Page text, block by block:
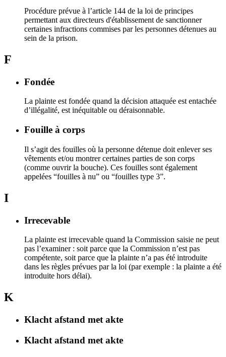
Procédure prévue à l’article 144 de la loi de principes
permettant aux directeurs d'établissement de sanctionner
certaines infractions commises par les personnes détenues au
sein de la prison.
F
Fondée
La plainte est fondée quand la décision attaquée est entachée
d’illégalité, est inéquitable ou déraisonnable.
Fouille à corps
Il s’agit des fouilles où la personne détenue doit enlever ses
vêtements et/ou montrer certaines parties de son corps
(comme ouvrir la bouche). Ces fouilles sont également
appelées “fouilles à nu” ou “fouilles type 3”.
I
Irrecevable
La plainte est irrecevable quand la Commission saisie ne peut
pas l’examiner : soit parce que la Commission n’est pas
compétente, soit parce que la plainte n’a pas été introduite
dans les règles prévues par la loi (par exemple : la plainte a été
introduite hors délai).
K
Klacht afstand met akte
Klacht afstand met akte